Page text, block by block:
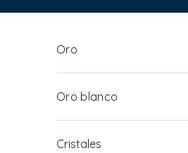
Oro
Oro blanco
Cristales